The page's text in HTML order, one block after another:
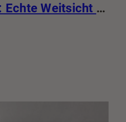
Bad Salzschlirf: Echte Weitsicht statt enger Gassen 94m² mit Traumküche & Riesenbalkon